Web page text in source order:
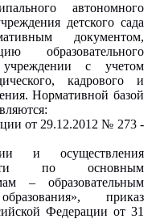
автономного
детского сада
документом,
образовательного
учреждении с учетом
кадрового и
Нормативной базой
от 29.12.2012 № 273 -
и осуществления
по основным
– образовательным
приказ
Федерации от 31